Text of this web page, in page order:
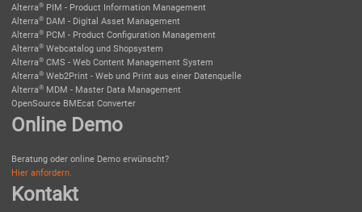
Alterra® PIM - Product Information Management
Alterra® DAM - Digital Asset Management
Alterra® PCM - Product Configuration Management
Alterra® Webcatalog und Shopsystem
Alterra® CMS - Web Content Management System
Alterra® Web2Print - Web und Print aus einer Datenquelle
Alterra® MDM - Master Data Management
OpenSource BMEcat Converter
Online Demo
Beratung oder online Demo erwünscht?
Hier anfordern.
Kontakt